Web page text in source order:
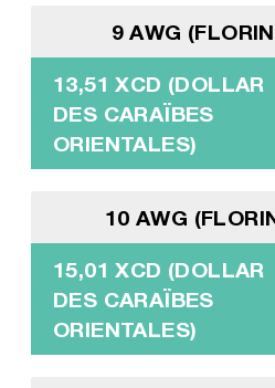
9 AWG
13,51 XCD (DOLLAR
DES CARAÏBES
ORIENTALES)
10 AWG
15,01 XCD (DOLLAR
DES CARAÏBES
ORIENTALES)